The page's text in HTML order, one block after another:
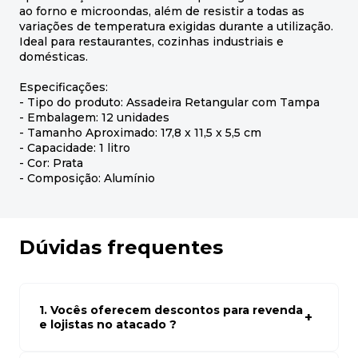
ao forno e microondas, além de resistir a todas as
variações de temperatura exigidas durante a utilização.
Ideal para restaurantes, cozinhas industriais e
domésticas.
Especificações:
- Tipo do produto: Assadeira Retangular com Tampa
- Embalagem: 12 unidades
- Tamanho Aproximado: 17,8 x 11,5 x 5,5 cm
- Capacidade: 1 litro
- Cor: Prata
- Composição: Alumínio
Dúvidas frequentes
1. Vocês oferecem descontos para revenda
e lojistas no atacado ?